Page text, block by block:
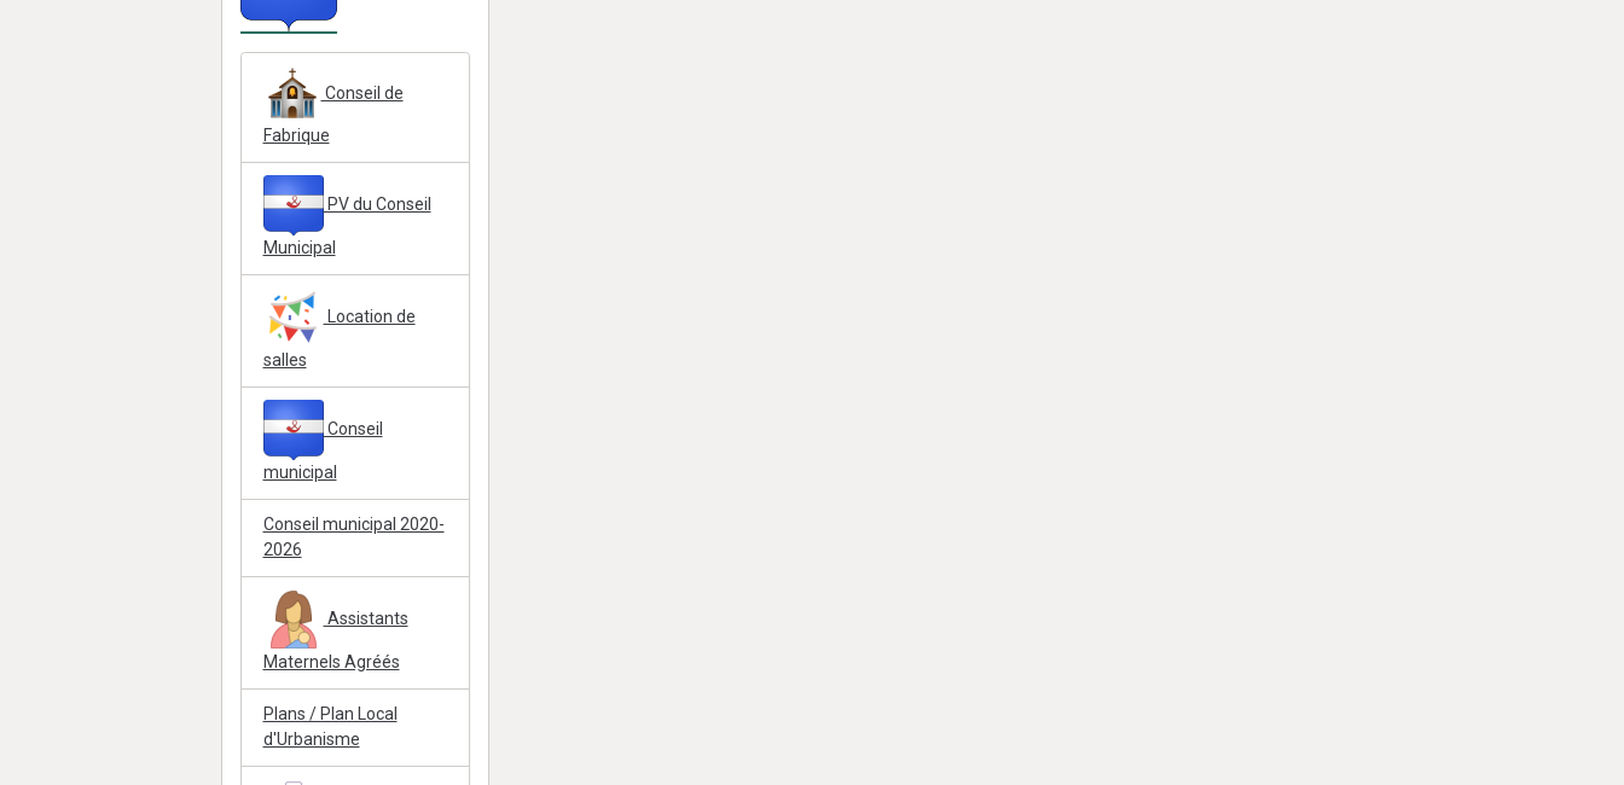
Conseil de
Fabrique
PV du Conseil
Municipal
Location de
salles
Conseil
municipal
Conseil municipal 2020-
2026
Assistants
Maternels Agréés
Plans / Plan Local
d'Urbanisme